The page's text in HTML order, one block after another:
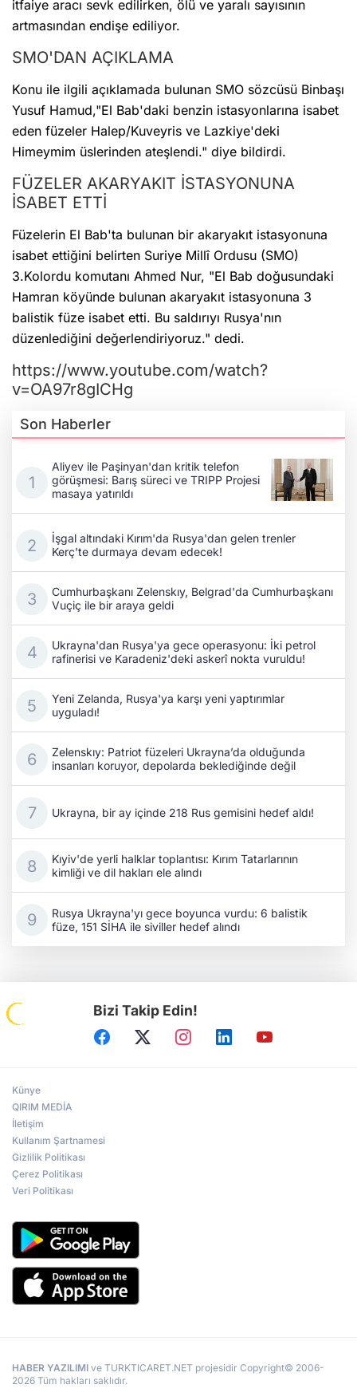
itfaiye aracı sevk edilirken, ölü ve yaralı sayısının
artmasından endişe ediliyor.
SMO'DAN AÇIKLAMA
Konu ile ilgili açıklamada bulunan SMO sözcüsü Binbaşı
Yusuf Hamud,"El Bab'daki benzin istasyonlarına isabet
eden füzeler Halep/Kuveyris ve Lazkiye'deki
Himeymim üslerinden ateşlendi." diye bildirdi.
FÜZELER AKARYAKIT İSTASYONUNA
İSABET ETTİ
Füzelerin El Bab'ta bulunan bir akaryakıt istasyonuna
isabet ettiğini belirten Suriye Millî Ordusu (SMO)
3.Kolordu komutanı Ahmed Nur, "El Bab doğusundaki
Hamran köyünde bulunan akaryakıt istasyonuna 3
balistik füze isabet etti. Bu saldırıyı Rusya'nın
düzenlediğini değerlendiriyoruz." dedi.
https://www.youtube.com/watch?
v=OA97r8gICHg
Son Haberler
Aliyev ile Paşinyan'dan kritik telefon
görüşmesi: Barış süreci ve TRIPP Projesi
masaya yatırıldı
İşgal altındaki Kırım'da Rusya'dan gelen trenler
Kerç'te durmaya devam edecek!
Cumhurbaşkanı Zelenskıy, Belgrad'da Cumhurbaşkanı
Vuçiç ile bir araya geldi
Ukrayna'dan Rusya'ya gece operasyonu: İki petrol
rafinerisi ve Karadeniz'deki askerî nokta vuruldu!
Yeni Zelanda, Rusya'ya karşı yeni yaptırımlar
uyguladı!
Zelenskıy: Patriot füzeleri Ukrayna’da olduğunda
insanları koruyor, depolarda beklediğinde değil
Ukrayna, bir ay içinde 218 Rus gemisini hedef aldı!
Kıyiv'de yerli halklar toplantısı: Kırım Tatarlarının
kimliği ve dil hakları ele alındı
Rusya Ukrayna'yı gece boyunca vurdu: 6 balistik
füze, 151 SİHA ile siviller hedef alındı
Bizi Takip Edin!
Künye
QIRIM MEDİA
İletişim
Kullanım Şartnamesi
Gizlilik Politikası
Çerez Politikası
Veri Politikası
HABER YAZILIMI ve TURKTICARET.NET projesidir Copyright© 2006-
2026 Tüm hakları saklıdır.